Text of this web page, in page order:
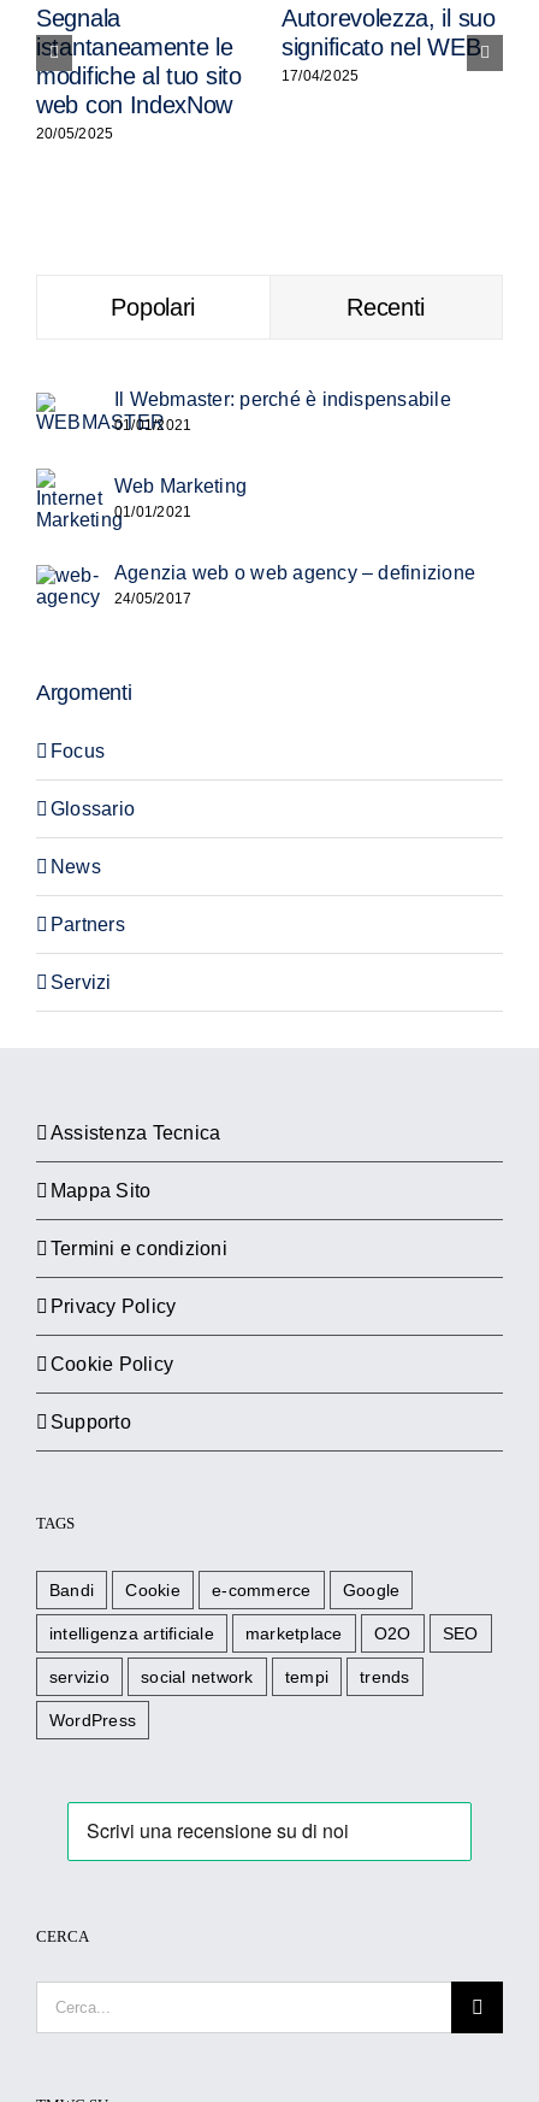
Segnala
istantaneamente le
modifiche al tuo sito
web con IndexNow
20/05/2025
Autorevolezza, il suo
significato nel WEB
17/04/2025
Popolari Recenti
Il Webmaster: perché è indispensabile
01/01/2021
Web Marketing
01/01/2021
Agenzia web o web agency – definizione
24/05/2017
Argomenti
Focus
Glossario
News
Partners
Servizi
Assistenza Tecnica
Mappa Sito
Termini e condizioni
Privacy Policy
Cookie Policy
Supporto
TAGS
Bandi Cookie e-commerce Google
intelligenza artificiale marketplace O2O SEO
servizio social network tempi trends
WordPress
CERCA
Cerca
per: